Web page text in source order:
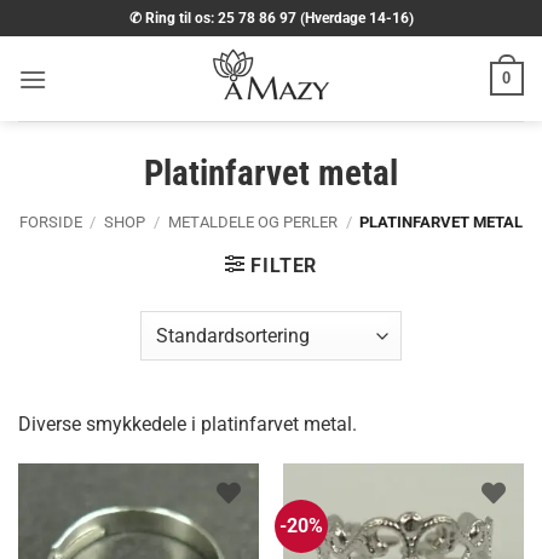
til
indhold
✆ Ring til os: 25 78 86 97 (Hverdage 14-16)
0
Platinfarvet metal
FORSIDE / SHOP / METALDELE OG PERLER / PLATINFARVET METAL
FILTER
Diverse smykkedele i platinfarvet metal.
-20%